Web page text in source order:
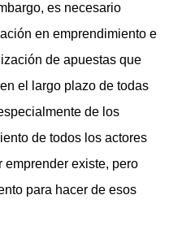
es necesario
en emprendimiento e
de apuestas que
el largo plazo de todas
de los
de todos los actores
existe, pero
para hacer de esos